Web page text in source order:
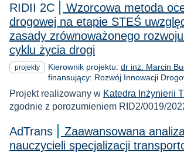
RIDII 2C
Wzorcowa metoda
drogowej na etapie STEŚ
zasady zrównoważonego rozwoju
cyklu życia drogi
projekty Kierownik projektu: dr inż. Marcin
finansujący: Rozwój Innowacji
Projekt realizowany w Katedra Inżynierii
zgodnie z porozumieniem RID2/0019/
AdTrans
Zaawansowana
nauczycieli specjalizacji